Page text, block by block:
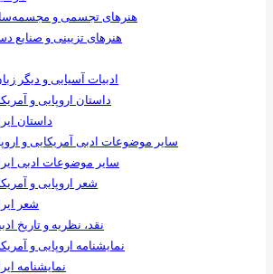
هنرهای ‌تجسمی و
هنرهای تزیینی و صنایع
ادبیات آسیایی و دیگر
داستان اروپایی و
داستان
سایر موضوعات ادبی آمریکایی و
سایر موضوعات ادبی
شعر اروپایی و
شعر
نقد، نظریه و تاریخ
نمایشنامه اروپایی و
نمایشنامه